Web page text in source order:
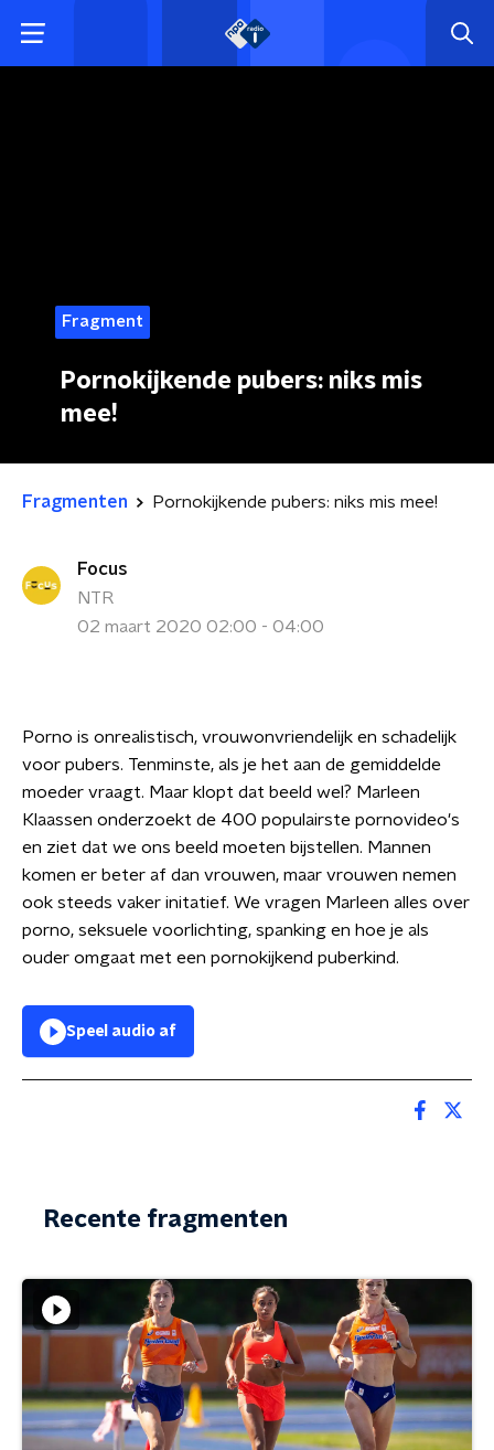
Fragment
Pornokijkende pubers: niks mis
mee!
Fragmenten Pornokijkende pubers: niks mis mee!
Focus
NTR
02 maart 2020 02:00 - 04:00
Porno is onrealistisch, vrouwonvriendelijk en schadelijk
voor pubers. Tenminste, als je het aan de gemiddelde
moeder vraagt. Maar klopt dat beeld wel? Marleen
Klaassen onderzoekt de 400 populairste pornovideo's
en ziet dat we ons beeld moeten bijstellen. Mannen
komen er beter af dan vrouwen, maar vrouwen nemen
ook steeds vaker initatief. We vragen Marleen alles over
porno, seksuele voorlichting, spanking en hoe je als
ouder omgaat met een pornokijkend puberkind.
Speel audio af
Recente fragmenten